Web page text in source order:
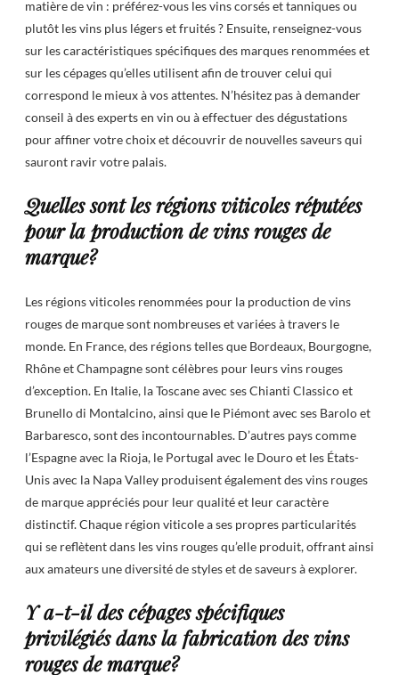
matière de vin : préférez-vous les vins corsés et tanniques ou
plutôt les vins plus légers et fruités ? Ensuite, renseignez-vous
sur les caractéristiques spécifiques des marques renommées et
sur les cépages qu’elles utilisent afin de trouver celui qui
correspond le mieux à vos attentes. N’hésitez pas à demander
conseil à des experts en vin ou à effectuer des dégustations
pour affiner votre choix et découvrir de nouvelles saveurs qui
sauront ravir votre palais.
Quelles sont les régions viticoles réputées
pour la production de vins rouges de
marque?
Les régions viticoles renommées pour la production de vins
rouges de marque sont nombreuses et variées à travers le
monde. En France, des régions telles que Bordeaux, Bourgogne,
Rhône et Champagne sont célèbres pour leurs vins rouges
d’exception. En Italie, la Toscane avec ses Chianti Classico et
Brunello di Montalcino, ainsi que le Piémont avec ses Barolo et
Barbaresco, sont des incontournables. D’autres pays comme
l’Espagne avec la Rioja, le Portugal avec le Douro et les États-
Unis avec la Napa Valley produisent également des vins rouges
de marque appréciés pour leur qualité et leur caractère
distinctif. Chaque région viticole a ses propres particularités
qui se reflètent dans les vins rouges qu’elle produit, offrant ainsi
aux amateurs une diversité de styles et de saveurs à explorer.
Y a-t-il des cépages spécifiques
privilégiés dans la fabrication des vins
rouges de marque?